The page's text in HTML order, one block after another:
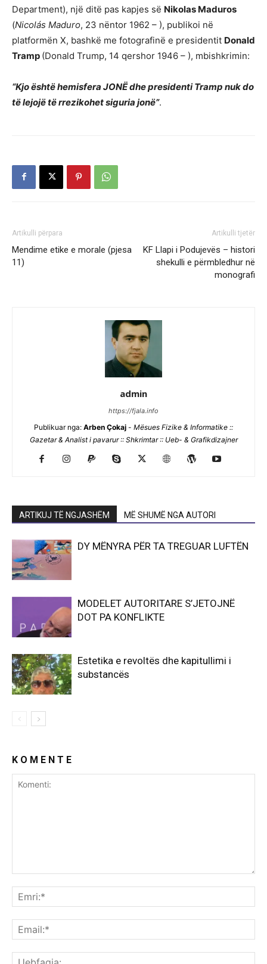
Department), një ditë pas kapjes së Nikolas Maduros
(Nicolás Maduro, 23 nëntor 1962 – ), publikoi në
platformën X, bashkë me fotografinë e presidentit Donald
Tramp (Donald Trump, 14 qershor 1946 – ), mbishkrimin:
“Kjo është hemisfera JONË dhe presidenti Tramp nuk do
të lejojë të rrezikohet siguria jonë”.
Artikulli përpara
Mendime etike e morale (pjesa
11)
Artikulli tjetër
KF Llapi i Podujevës – histori
shekulli e përmbledhur në
monografi
admin
https://fjala.info
Publikuar nga: Arben Çokaj - Mësues Fizike & Informatike ::
Gazetar & Analist i pavarur :: Shkrimtar :: Ueb- & Grafikdizajner
ARTIKUJ TË NGJASHËM MË SHUMË NGA AUTORI
DY MËNYRA PËR TA TREGUAR LUFTËN
MODELET AUTORITARE S’JETOJNË
DOT PA KONFLIKTE
Estetika e revoltës dhe kapitullimi i
substancës
K O M E N T E